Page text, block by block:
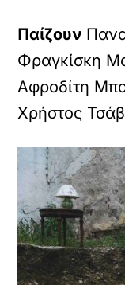
Παίζουν
Φραγκίσκη
Αφροδίτη
Χρήστος